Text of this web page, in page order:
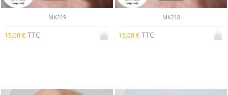
MK219
15,00 € TTC
MK218
15,00 € TTC